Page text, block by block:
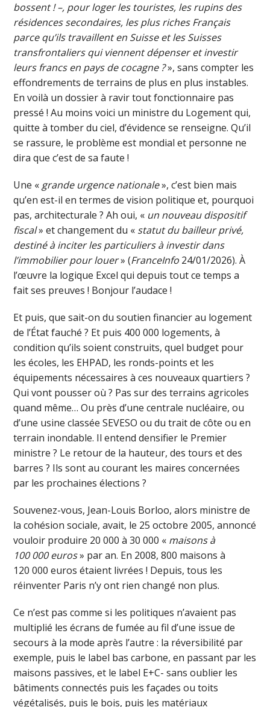
bossent ! –, pour loger les touristes, les rupins des
résidences secondaires, les plus riches Français
parce qu’ils travaillent en Suisse et les Suisses
transfrontaliers qui viennent dépenser et investir
leurs francs en pays de cocagne ?», sans compter les
effondrements de terrains de plus en plus instables.
En voilà un dossier à ravir tout fonctionnaire pas
pressé ! Au moins voici un ministre du Logement qui,
quitte à tomber du ciel, d’évidence se renseigne. Qu’il
se rassure, le problème est mondial et personne ne
dira que c’est de sa faute !
Une « grande urgence nationale», c’est bien mais
qu’en est-il en termes de vision politique et, pourquoi
pas, architecturale ? Ah oui, « un nouveau dispositif
fiscal» et changement du « statut du bailleur privé,
destiné à inciter les particuliers à investir dans
l’immobilier pour louer» (FranceInfo 24/01/2026). À
l’œuvre la logique Excel qui depuis tout ce temps a
fait ses preuves ! Bonjour l’audace !
Et puis, que sait-on du soutien financier au logement
de l’État fauché ? Et puis 400 000 logements, à
condition qu’ils soient construits, quel budget pour
les écoles, les EHPAD, les ronds-points et les
équipements nécessaires à ces nouveaux quartiers ?
Qui vont pousser où ? Pas sur des terrains agricoles
quand même… Ou près d’une centrale nucléaire, ou
d’une usine classée SEVESO ou du trait de côte ou en
terrain inondable. Il entend densifier le Premier
ministre ? Le retour de la hauteur, des tours et des
barres ? Ils sont au courant les maires concernées
par les prochaines élections ?
Souvenez-vous, Jean-Louis Borloo, alors ministre de
la cohésion sociale, avait, le 25 octobre 2005, annoncé
vouloir produire 20 000 à 30 000 « maisons à
100 000 euros» par an. En 2008, 800 maisons à
120 000 euros étaient livrées ! Depuis, tous les
réinventer Paris n’y ont rien changé non plus.
Ce n’est pas comme si les politiques n’avaient pas
multiplié les écrans de fumée au fil d’une issue de
secours à la mode après l’autre : la réversibilité par
exemple, puis le label bas carbone, en passant par les
maisons passives, et le label E+C- sans oublier les
bâtiments connectés puis les façades ou toits
végétalisés, puis le bois, puis les matériaux